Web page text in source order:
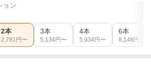
ョン
2本
2,781 円〜
3本
5,134円〜
4本
5,934円〜
6本
8,148 円〜